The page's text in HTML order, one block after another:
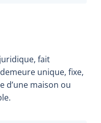
fait
unique, fixe,
d’une maison ou